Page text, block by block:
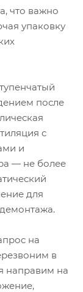
что важно
упаковку
после
с
и
— не более
для
на
в
направим на